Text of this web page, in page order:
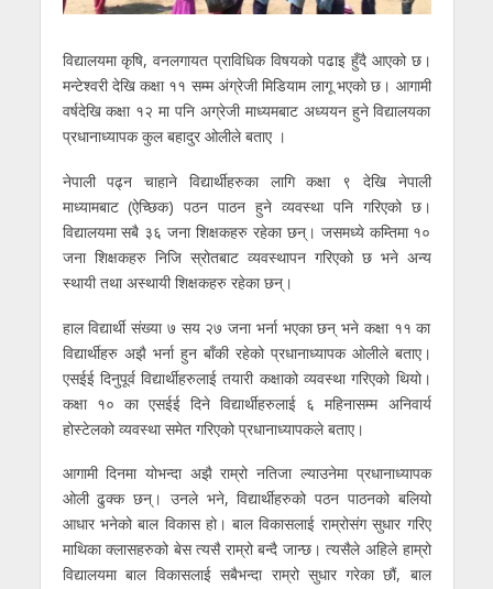
विद्यालयमा कृषि, वनलगायत प्राविधिक विषयको पढाइ हुँदै आएको छ।
मन्टेश्वरी देखि कक्षा ११ सम्म अंग्रेजी मिडियाम लागू भएको छ। आगामी
वर्षदेखि कक्षा १२ मा पनि अग्रेजी माध्यमबाट अध्ययन हुने विद्यालयका
प्रधानाध्यापक कुल बहादुर ओलीले बताए ।
नेपाली पढ्न चाहाने विद्यार्थीहरुका लागि कक्षा ९ देखि नेपाली
माध्यामबाट (ऐच्छिक) पठन पाठन हुने व्यवस्था पनि गरिएको छ।
विद्यालयमा सबै ३६ जना शिक्षकहरु रहेका छन्। जसमध्ये कम्तिमा १०
जना शिक्षकहरु निजि स्रोतबाट व्यवस्थापन गरिएको छ भने अन्य
स्थायी तथा अस्थायी शिक्षकहरु रहेका छन्।
हाल विद्यार्थी संख्या ७ सय २७ जना भर्ना भएका छन् भने कक्षा ११ का
विद्यार्थीहरु अझै भर्ना हुन बाँकी रहेको प्रधानाध्यापक ओलीले बताए।
एसईई दिनुपूर्व विद्यार्थीहरुलाई तयारी कक्षाको व्यवस्था गरिएको थियो।
कक्षा १० का एसईई दिने विद्यार्थीहरुलाई ६ महिनासम्म अनिवार्य
होस्टेलको व्यवस्था समेत गरिएको प्रधानाध्यापकले बताए।
आगामी दिनमा योभन्दा अझै राम्रो नतिजा ल्याउनेमा प्रधानाध्यापक
ओली ढुक्क छन्। उनले भने, विद्यार्थीहरुको पठन पाठनको बलियो
आधार भनेको बाल विकास हो। बाल विकासलाई राम्रोसंग सुधार गरिए
माथिका क्लासहरुको बेस त्यसै राम्रो बन्दै जान्छ। त्यसैले अहिले हाम्रो
विद्यालयमा बाल विकासलाई सबैभन्दा राम्रो सुधार गरेका छौं, बाल